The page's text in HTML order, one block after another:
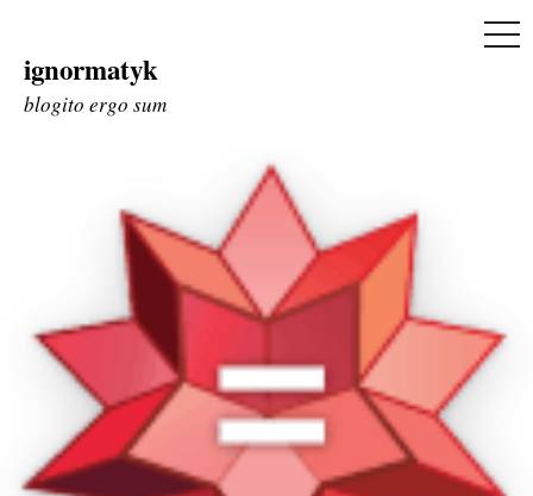
Skip
to
ignormatyk
blogito ergo sum